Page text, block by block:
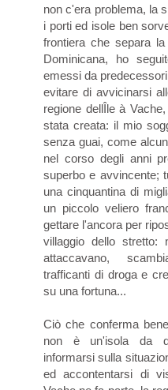
non c'era problema, la
i porti ed isole ben
frontiera che separa
Dominicana, ho
emessi da
evitare di avvicinarsi
regione dellÎle à
stata creata: il mio
senza guai, come
nel corso degli anni
superbo e avvincente;
una cinquantina di
un piccolo veliero
gettare l'ancora per
villaggio dello stretto:
attaccavano,
trafficanti di droga e
su una fortuna...
Ciò che conferma
non è un'isola da
informarsi sulla
ed accontentarsi di